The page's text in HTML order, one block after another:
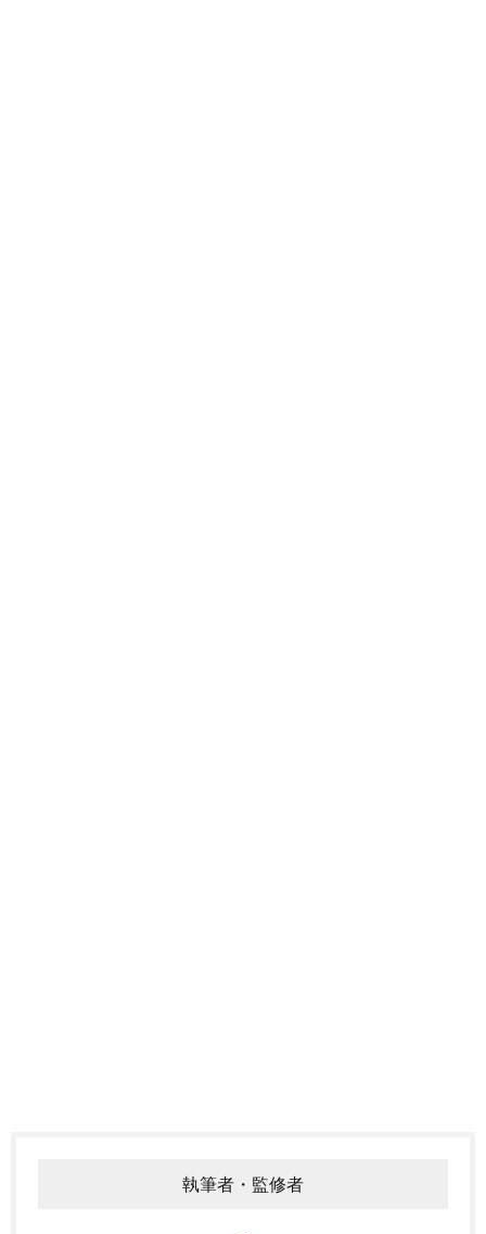
執筆者・監修者